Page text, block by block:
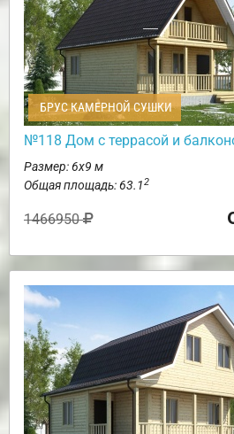
БРУС КАМЕРНОЙ СУШКИ
№118 Дом с террасой и
Размер: 6х9 м
Общая площадь: 63.12
1466950